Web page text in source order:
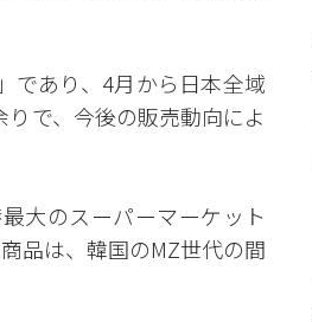
であり、4月から日本全域
で、今後の販売動向によ
大のスーパーマーケット
品は、韓国のMZ世代の間